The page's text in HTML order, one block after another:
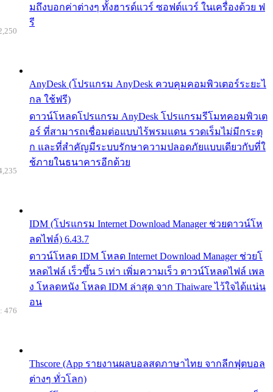
มถึงบอกค่าต่างๆ ทั้งฮารด์แวร์ ซอฟต์แวร์ ในเครื่องด้วย ฟ
รี
AnyDesk (โปรแกรม AnyDesk ควบคุมคอมพิวเตอร์ระยะไ
กล ใช้ฟรี)
ดาวน์โหลดโปรแกรม AnyDesk โปรแกรมรีโมทคอมพิวเต
อร์ ที่สามารถเชื่อมต่อแบบไร้พรมแดน รวดเร็มไม่มีกระตุ
ก และที่สำคัญมีระบบรักษาความปลอดภัยแบบเดียวกับที่ใ
ช้ภายในธนาคารอีกด้วย
IDM (โปรแกรม Internet Download Manager ช่วยดาวน์โห
ลดไฟล์) 6.43.7
ดาวน์โหลด IDM โหลด Internet Download Manager ช่วยโ
หลดไฟล์ เร็วขึ้น 5 เท่า เพิ่มความเร็ว ดาวน์โหลดไฟล์ เพล
ง โหลดหนัง โหลด IDM ล่าสุด จาก Thaiware ไว้ใจได้แน่น
อน
Thscore (App รายงานผลบอลสดภาษาไทย จากลีกฟุตบอล
ต่างๆ ทั่วโลก)
476